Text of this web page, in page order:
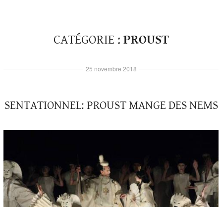
CATÉGORIE : PROUST
SENTATIONNEL: PROUST MANGE DES NEMS
25 novembre 2018